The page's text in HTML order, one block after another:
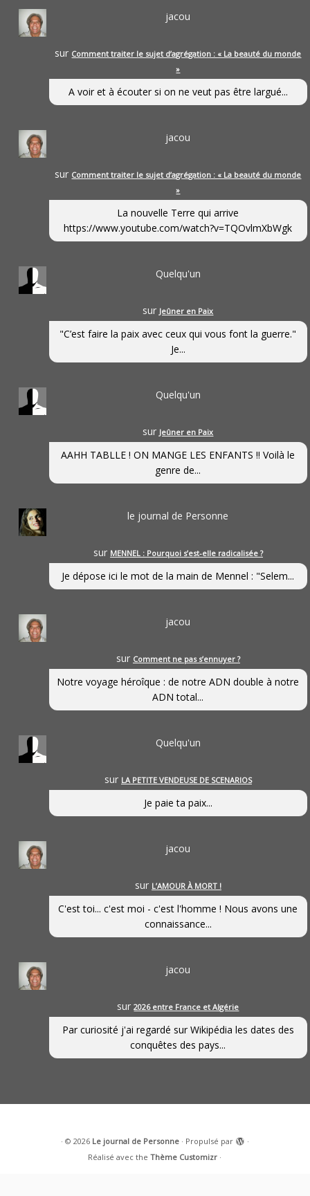
jacou
sur Comment traiter le sujet d’agrégation : « La beauté du monde
»
A voir et à écouter si on ne veut pas être largué...
jacou
sur Comment traiter le sujet d’agrégation : « La beauté du monde
»
La nouvelle Terre qui arrive
https://www.youtube.com/watch?v=TQOvlmXbWgk
Quelqu'un
sur Jeûner en Paix
"C’est faire la paix avec ceux qui vous font la guerre."
Je...
Quelqu'un
sur Jeûner en Paix
AAHH TABLLE ! ON MANGE LES ENFANTS !! Voilà le
genre de...
le journal de Personne
sur MENNEL : Pourquoi s’est-elle radicalisée ?
Je dépose ici le mot de la main de Mennel : "Selem...
jacou
sur Comment ne pas s’ennuyer ?
Notre voyage héroîque : de notre ADN double à notre
ADN total...
Quelqu'un
sur LA PETITE VENDEUSE DE SCENARIOS
Je paie ta paix...
jacou
sur L’AMOUR À MORT !
C'est toi... c'est moi - c'est l'homme ! Nous avons une
connaissance...
jacou
sur2026 entre France et Algérie
Par curiosité j'ai regardé sur Wikipédia les dates des
conquêtes des pays...
· © 2026 Le journal de Personne· Propulsé par
·
Réalisé avec theThème Customizr ·